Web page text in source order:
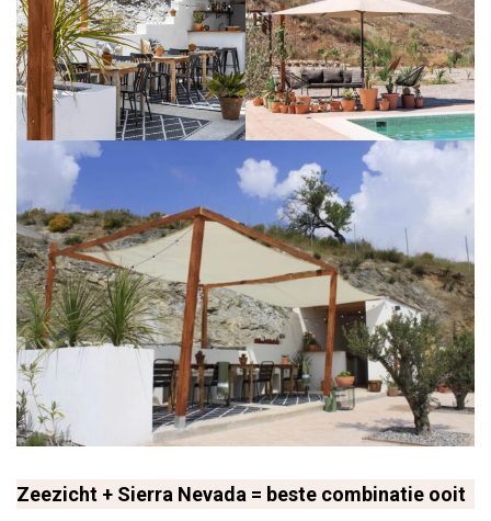
Zeezicht + Sierra Nevada = beste combinatie ooit